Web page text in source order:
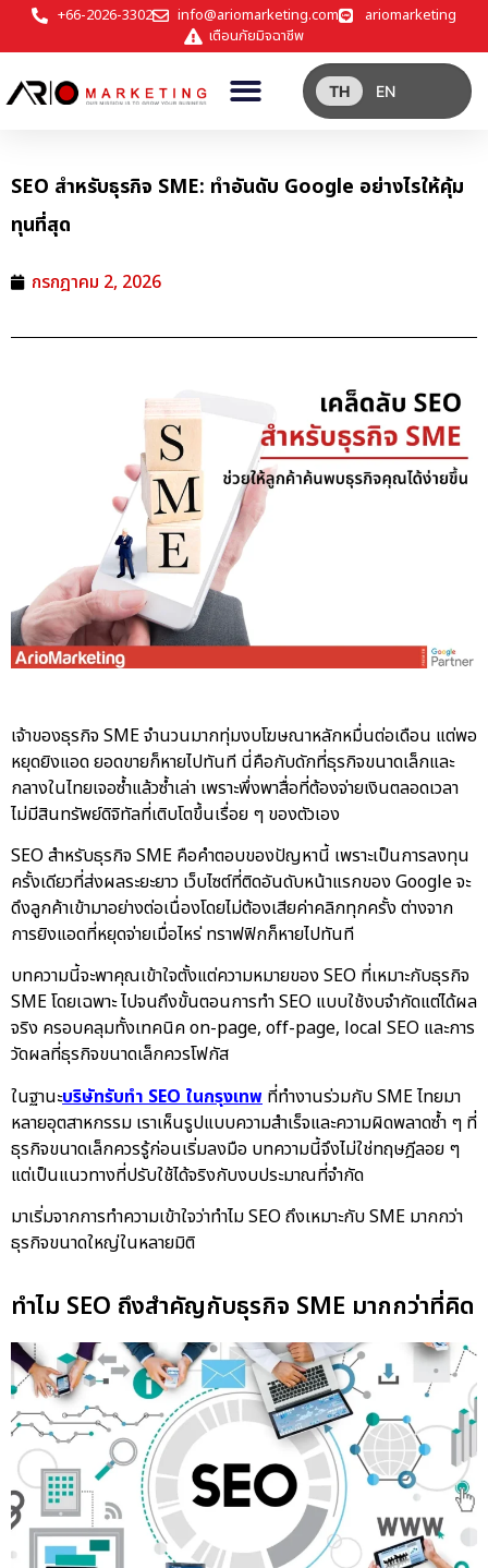
+66-2026-3302 info@ariomarketing.com
ariomarketing
เตือนภัยมิจฉาชีพ
TH EN
SEO สำหรับธุรกิจ SME: ทำอันดับ Google อย่างไรให้คุ้ม
ทุนที่สุด
กรกฎาคม 2, 2026
เจ้าของธุรกิจ SME จำนวนมากทุ่มงบโฆษณาหลักหมื่นต่อเดือน แต่พอ
หยุดยิงแอด ยอดขายก็หายไปทันที นี่คือกับดักที่ธุรกิจขนาดเล็กและ
กลางในไทยเจอซ้ำแล้วซ้ำเล่า เพราะพึ่งพาสื่อที่ต้องจ่ายเงินตลอดเวลา
ไม่มีสินทรัพย์ดิจิทัลที่เติบโตขึ้นเรื่อย ๆ ของตัวเอง
SEO สำหรับธุรกิจ SME คือคำตอบของปัญหานี้ เพราะเป็นการลงทุน
ครั้งเดียวที่ส่งผลระยะยาว เว็บไซต์ที่ติดอันดับหน้าแรกของ Google จะ
ดึงลูกค้าเข้ามาอย่างต่อเนื่องโดยไม่ต้องเสียค่าคลิกทุกครั้ง ต่างจาก
การยิงแอดที่หยุดจ่ายเมื่อไหร่ ทราฟฟิกก็หายไปทันที
บทความนี้จะพาคุณเข้าใจตั้งแต่ความหมายของ SEO ที่เหมาะกับธุรกิจ
SME โดยเฉพาะ ไปจนถึงขั้นตอนการทำ SEO แบบใช้งบจำกัดแต่ได้ผล
จริง ครอบคลุมทั้งเทคนิค on-page, off-page, local SEO และการ
วัดผลที่ธุรกิจขนาดเล็กควรโฟกัส
ในฐานะบริษัทรับทำ SEO ในกรุงเทพ ที่ทำงานร่วมกับ SME ไทยมา
หลายอุตสาหกรรม เราเห็นรูปแบบความสำเร็จและความผิดพลาดซ้ำ ๆ ที่
ธุรกิจขนาดเล็กควรรู้ก่อนเริ่มลงมือ บทความนี้จึงไม่ใช่ทฤษฎีลอย ๆ
แต่เป็นแนวทางที่ปรับใช้ได้จริงกับงบประมาณที่จำกัด
มาเริ่มจากการทำความเข้าใจว่าทำไม SEO ถึงเหมาะกับ SME มากกว่า
ธุรกิจขนาดใหญ่ในหลายมิติ
ทำไม SEO ถึงสำคัญกับธุรกิจ SME มากกว่าที่คิด